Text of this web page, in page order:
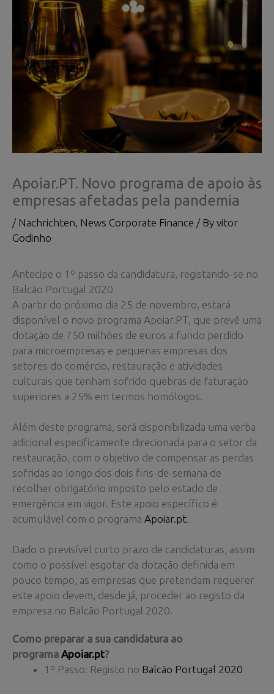
Apoiar.PT. Novo programa de apoio às
empresas afetadas pela pandemia
/ Nachrichten, News Corporate Finance / By vitor
Godinho
Antecipe o 1º passo da candidatura, registando-se no
Balcão Portugal 2020
A partir do próximo dia 25 de novembro, estará
disponível o novo programa Apoiar.PT, que prevê uma
dotação de 750 milhões de euros a fundo perdido
para microempresas e pequenas empresas dos
setores do comércio, restauração e atividades
culturais que tenham sofrido quebras de faturação
superiores a 25% em termos homólogos.
Além deste programa, será disponibilizada uma verba
adicional especificamente direcionada para o setor da
restauração, com o objetivo de compensar as perdas
sofridas ao longo dos dois fins-de-semana de
recolher obrigatório imposto pelo estado de
emergência em vigor. Este apoio específico é
acumulável com o programa Apoiar.pt.
Dado o previsível curto prazo de candidaturas, assim
como o possível esgotar da dotação definida em
pouco tempo, as empresas que pretendam requerer
este apoio devem, desde já, proceder ao registo da
empresa no Balcão Portugal 2020.
Como preparar a sua candidatura ao
programa Apoiar.pt?
1º Passo: Registo no Balcão Portugal 2020